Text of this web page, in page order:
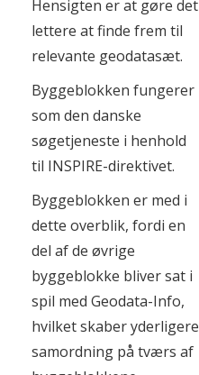
Hensigten er at gøre det
lettere at finde frem til
relevante geodatasæt.
Byggeblokken fungerer
som den danske
søgetjeneste i henhold
til INSPIRE-direktivet.
Byggeblokken er med i
dette overblik, fordi en
del af de øvrige
byggeblokke bliver sat i
spil med Geodata-Info,
hvilket skaber yderligere
samordning på tværs af